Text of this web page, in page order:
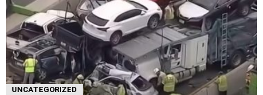
UNCATEGORIZED